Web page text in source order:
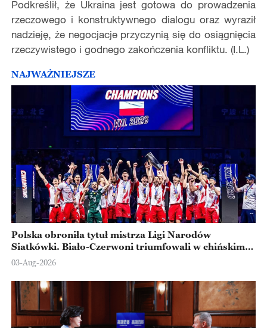
Podkreślił, że Ukraina jest gotowa do prowadzenia
rzeczowego i konstruktywnego dialogu oraz wyraził
nadzieję, że negocjacje przyczynią się do osiągnięcia
rzeczywistego i godnego zakończenia konfliktu. (I.L.)
NAJWAŻNIEJSZE
Polska obroniła tytuł mistrza Ligi Narodów
Siatkówki. Biało-Czerwoni triumfowali w chińskim
Ningbo
03-Aug-2026